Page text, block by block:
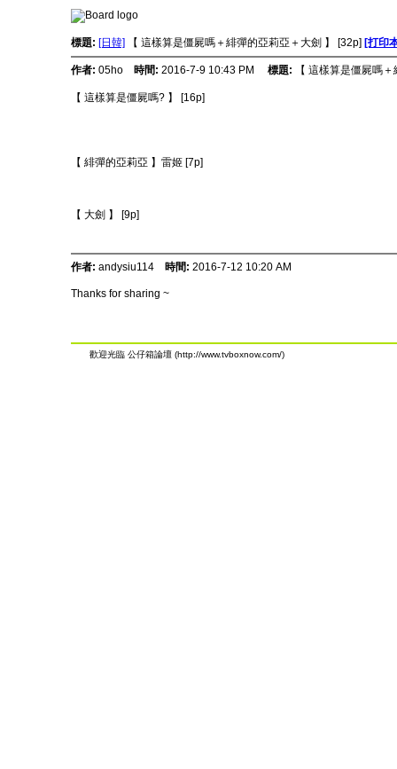
標題: [日韓] 【 這樣算是僵屍嗎＋緋彈的亞莉亞＋大劍 】 [32p] [打印
作者: 05ho 時間: 2016-7-9 10:43 PM 標題: 【 這樣算是僵屍嗎
【 這樣算是僵屍嗎? 】 [16p]
【 緋彈的亞莉亞 】雷姬 [7p]
【 大劍 】 [9p]
作者: andysiu114 時間: 2016-7-12 10:20 AM
Thanks for sharing ~
歡迎光臨 公仔箱論壇 (http://www.tvboxnow.com/)